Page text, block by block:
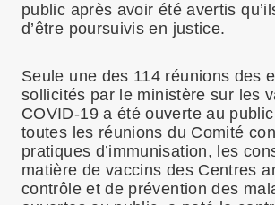
public après avoir été avertis
d’être poursuivis en justice.
Seule une des 114 réunions des
sollicités par le ministère sur les
COVID-19 a été ouverte au
toutes les réunions du Comité
pratiques d’immunisation, les
matière de vaccins des Centres
contrôle et de prévention des